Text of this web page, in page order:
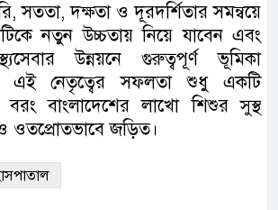
সততা, দক্ষতা ও দূরদর্শিতার সমন্বয়ে
নতুন উচ্চতায় নিয়ে যাবেন এবং
উন্নয়নে গুরুত্বপূর্ণ ভূমিকা
এই নেতৃত্বের সফলতা শুধু একটি
বরং বাংলাদেশের লাখো শিশুর সুস্থ
ওতপ্রোতভাবে জড়িত।